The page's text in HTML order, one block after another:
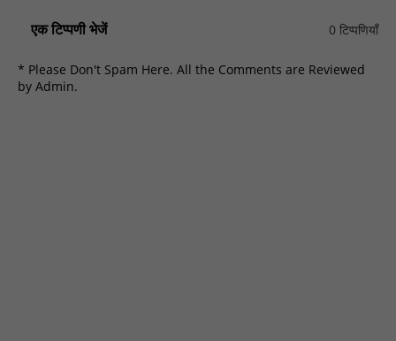
एक टिप्पणी भेजें 0 टिप्पणियाँ
* Please Don't Spam Here. All the Comments are Reviewed
by Admin.